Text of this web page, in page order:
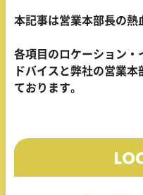
本記事は営業本部長の熱
各項目のロケーション・
ドバイスと弊社の営業
ております。